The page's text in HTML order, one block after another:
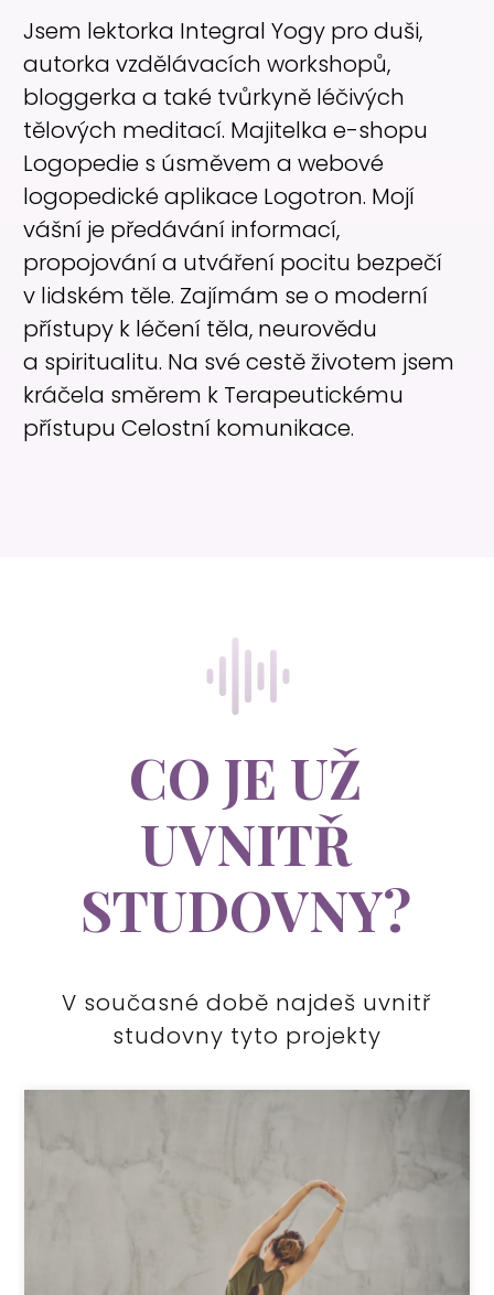
Jsem lektorka Integral Yogy pro duši,
autorka vzdělávacích workshopů,
bloggerka a také tvůrkyně léčivých
tělových meditací. Majitelka e-shopu
Logopedie s úsměvem a webové
logopedické aplikace Logotron. Mojí
vášní je předávání informací,
propojování a utváření pocitu bezpečí
v lidském těle. Zajímám se o moderní
přístupy k léčení těla, neurovědu
a spiritualitu. Na své cestě životem jsem
kráčela směrem k Terapeutickému
přístupu Celostní komunikace.
CO JE UŽ
UVNITŘ
STUDOVNY?
V současné době najdeš uvnitř
studovny tyto projekty